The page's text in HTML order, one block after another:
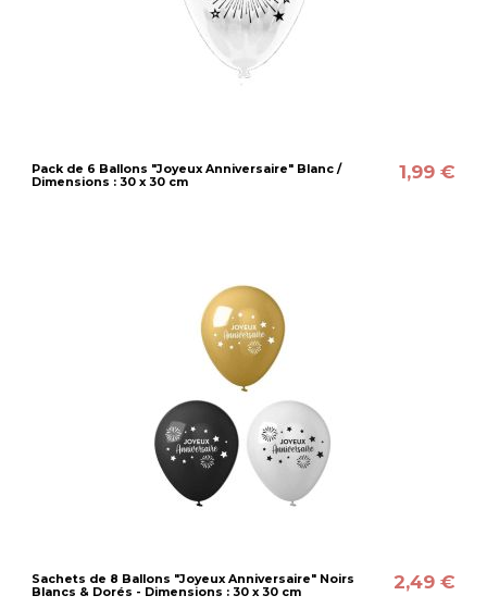
Pack de 6 Ballons "Joyeux Anniversaire" Blanc /
Dimensions : 30 x 30 cm
1,99 €
Sachets de 8 Ballons "Joyeux Anniversaire" Noirs
Blancs & Dorés - Dimensions : 30 x 30 cm
2,49 €